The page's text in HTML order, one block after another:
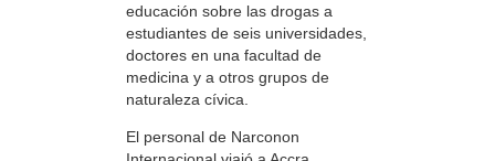
educación sobre las drogas a
estudiantes de seis universidades,
doctores en una facultad de
medicina y a otros grupos de
naturaleza cívica.
El personal de Narconon